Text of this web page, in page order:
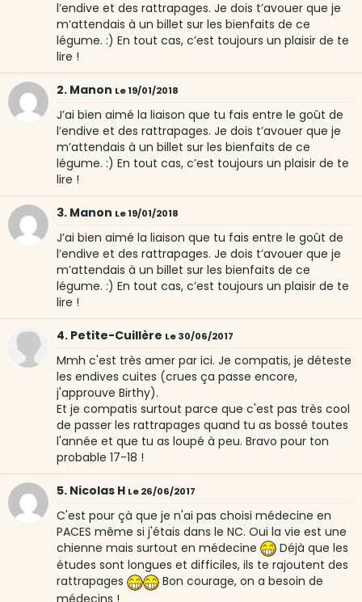
l’endive et des rattrapages. Je dois t’avouer que je
m’attendais à un billet sur les bienfaits de ce
légume. :) En tout cas, c’est toujours un plaisir de te
lire !
2. Manon Le 19/01/2018
J’ai bien aimé la liaison que tu fais entre le goût de
l’endive et des rattrapages. Je dois t’avouer que je
m’attendais à un billet sur les bienfaits de ce
légume. :) En tout cas, c’est toujours un plaisir de te
lire !
3. Manon Le 19/01/2018
J’ai bien aimé la liaison que tu fais entre le goût de
l’endive et des rattrapages. Je dois t’avouer que je
m’attendais à un billet sur les bienfaits de ce
légume. :) En tout cas, c’est toujours un plaisir de te
lire !
4. Petite-Cuillère Le 30/06/2017
Mmh c'est très amer par ici. Je compatis, je déteste
les endives cuites (crues ça passe encore,
j'approuve Birthy).
Et je compatis surtout parce que c'est pas très cool
de passer les rattrapages quand tu as bossé toutes
l'année et que tu as loupé à peu. Bravo pour ton
probable 17-18 !
5. Nicolas H Le 26/06/2017
C'est pour çà que je n'ai pas choisi médecine en
PACES même si j'étais dans le NC. Oui la vie est une
chienne mais surtout en médecine
Déjà que les
études sont longues et difficiles, ils te rajoutent des
rattrapages
Bon courage, on a besoin de
médecins !